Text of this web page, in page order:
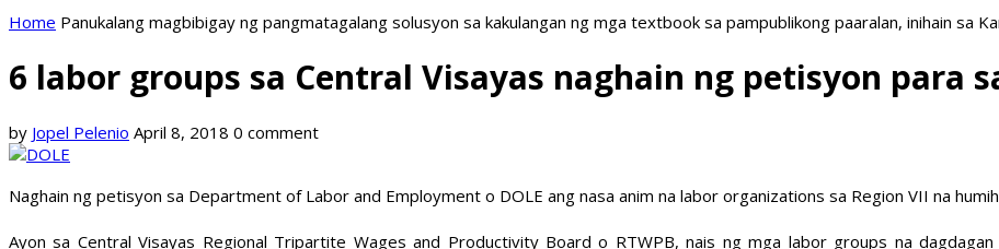
Home Panukalang magbibigay ng pangmatagalang solusyon sa kakulangan ng mga textbook sa pampublikong paaralan, inihain sa
6 labor groups sa Central Visayas naghain ng petisyon para
by Jopel Pelenio April 8, 2018 0 comment
Naghain ng petisyon sa Department of Labor and Employment o DOLE ang nasa anim na labor organizations sa Region VII na
Ayon sa Central Visayas Regional Tripartite Wages and Productivity Board o RTWPB, nais ng mga labor groups na